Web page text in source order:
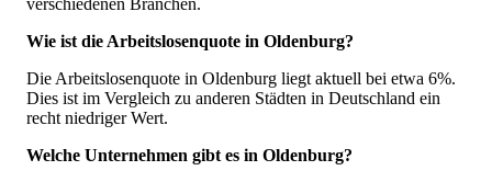
verschiedenen Branchen.
Wie ist die Arbeitslosenquote in Oldenburg?
Die Arbeitslosenquote in Oldenburg liegt aktuell bei etwa 6%.
Dies ist im Vergleich zu anderen Städten in Deutschland ein
recht niedriger Wert.
Welche Unternehmen gibt es in Oldenburg?